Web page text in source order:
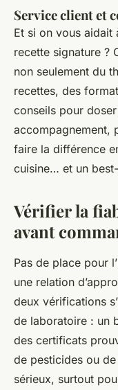
Service client et
Et si on vous aidait
recette signature ?
non seulement du
recettes, des
conseils pour
accompagnement,
faire la différence
cuisine… et un
Vérifier la
avant
Pas de place pour
une relation
deux vérifications
de laboratoire : un
des certificats
de pesticides ou
sérieux, surtout